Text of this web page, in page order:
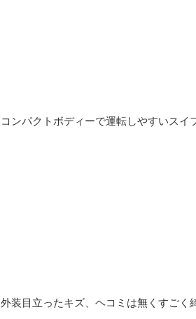
コンパクトボディーで運転しやすいスイ
外装目立ったキズ、ヘコミは無くすごく